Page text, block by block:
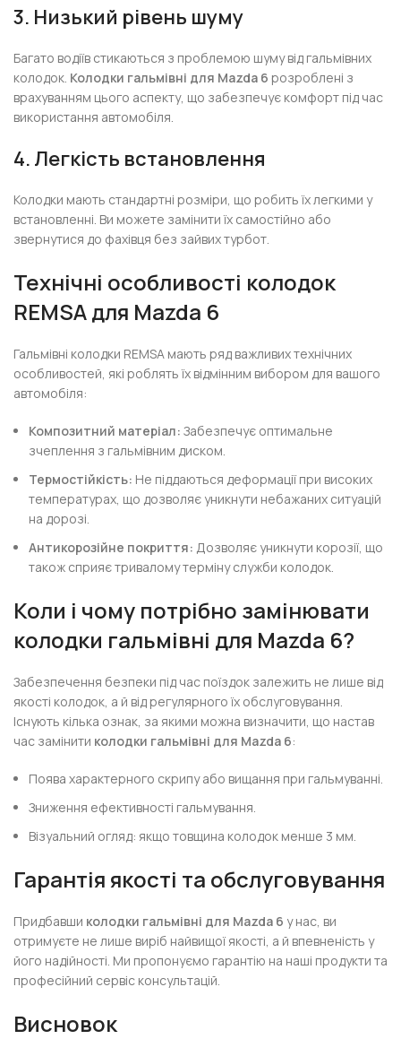
3. Низький рівень шуму
Багато водіїв стикаються з проблемою шуму від гальмівних
колодок. Колодки гальмівні для Mazda 6 розроблені з
врахуванням цього аспекту, що забезпечує комфорт під час
використання автомобіля.
4. Легкість встановлення
Колодки мають стандартні розміри, що робить їх легкими у
встановленні. Ви можете замінити їх самостійно або
звернутися до фахівця без зайвих турбот.
Технічні особливості колодок
REMSA для Mazda 6
Гальмівні колодки REMSA мають ряд важливих технічних
особливостей, які роблять їх відмінним вибором для вашого
автомобіля:
Композитний матеріал: Забезпечує оптимальне
зчеплення з гальмівним диском.
Термостійкість: Не піддаються деформації при високих
температурах, що дозволяє уникнути небажаних ситуацій
на дорозі.
Антикорозійне покриття: Дозволяє уникнути корозії, що
також сприяє тривалому терміну служби колодок.
Коли і чому потрібно замінювати
колодки гальмівні для Mazda 6?
Забезпечення безпеки під час поїздок залежить не лише від
якості колодок, а й від регулярного їх обслуговування.
Існують кілька ознак, за якими можна визначити, що настав
час замінити колодки гальмівні для Mazda 6:
Поява характерного скрипу або вищання при гальмуванні.
Зниження ефективності гальмування.
Візуальний огляд: якщо товщина колодок менше 3 мм.
Гарантія якості та обслуговування
Придбавши колодки гальмівні для Mazda 6 у нас, ви
отримуєте не лише виріб найвищої якості, а й впевненість у
його надійності. Ми пропонуємо гарантію на наші продукти та
професійний сервіс консультацій.
Висновок